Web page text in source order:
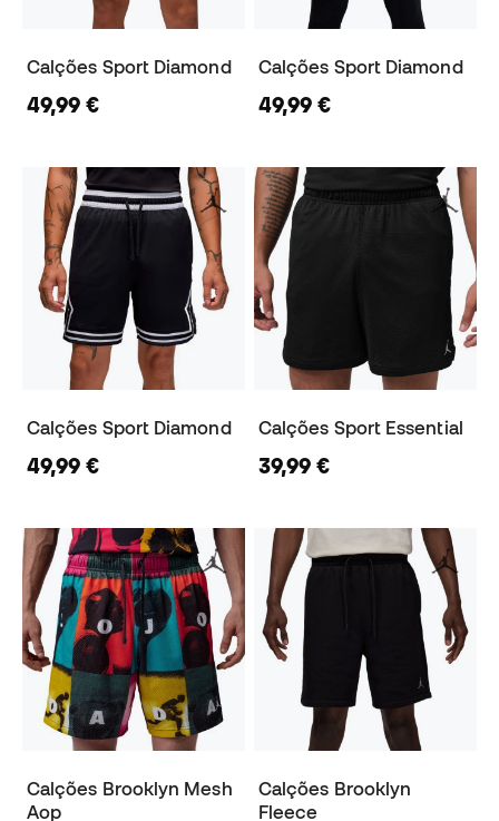
Calções Sport Diamond
49,99 €
Calções Sport Diamond
49,99 €
Calções Sport Diamond
49,99 €
Calções Sport Essential
39,99 €
Calções Brooklyn Mesh
Aop
Calções Brooklyn
Fleece